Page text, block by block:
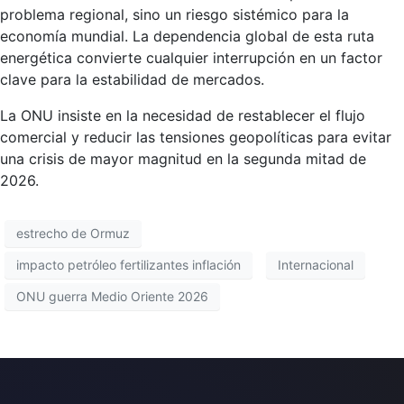
problema regional, sino un riesgo sistémico para la
economía mundial. La dependencia global de esta ruta
energética convierte cualquier interrupción en un factor
clave para la estabilidad de mercados.
La ONU insiste en la necesidad de restablecer el flujo
comercial y reducir las tensiones geopolíticas para evitar
una crisis de mayor magnitud en la segunda mitad de
2026.
estrecho de Ormuz
impacto petróleo fertilizantes inflación Internacional
ONU guerra Medio Oriente 2026